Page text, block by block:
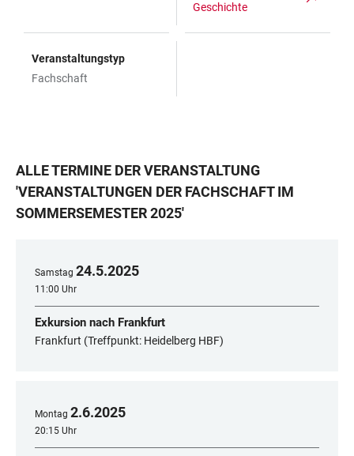
Geschichte
Veranstaltungstyp
Fachschaft
ALLE TERMINE DER VERANSTALTUNG
'VERANSTALTUNGEN DER FACHSCHAFT IM
SOMMERSEMESTER 2025'
Samstag 24.5.2025
11:00 Uhr
Exkursion nach Frankfurt
Frankfurt (Treffpunkt: Heidelberg HBF)
Montag 2.6.2025
20:15 Uhr